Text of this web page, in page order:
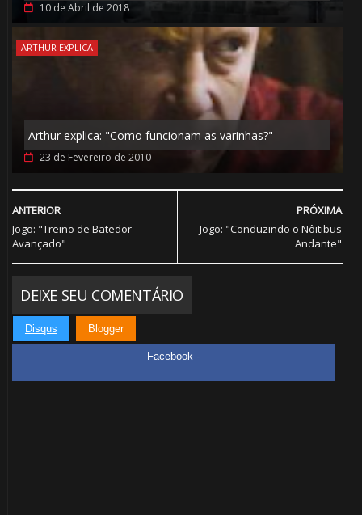
10 de Abril de 2018
ARTHUR EXPLICA
Arthur explica: "Como funcionam as varinhas?"
23 de Fevereiro de 2010
PRÓXIMA
Jogo: "Conduzindo o Nôitibus
Andante"
ANTERIOR
Jogo: "Treino de Batedor
Avançado"
DEIXE SEU COMENTÁRIO
Disqus Blogger
Facebook -